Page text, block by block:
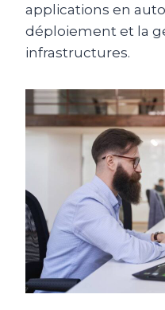
applications en
déploiement et la
infrastructures.